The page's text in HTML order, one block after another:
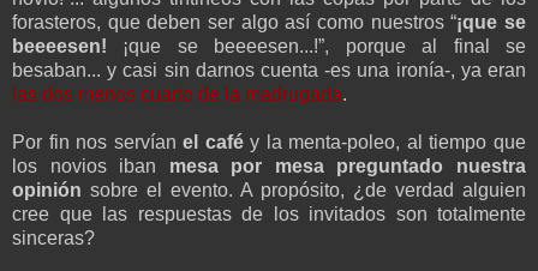
forasteros, que deben ser algo así como nuestros “¡que se
beeeesen! ¡que se beeeesen...!”, porque al final se
besaban... y casi sin darnos cuenta -es una ironía-, ya eran
las dos menos cuarto de la madrugada.
Por fin nos servíanel caféy la menta-poleo, al tiempo que
los novios iban mesa por mesa preguntado nuestra
opinión sobre el evento. A propósito, ¿de verdad alguien
cree que las respuestas de los invitados son totalmente
sinceras?